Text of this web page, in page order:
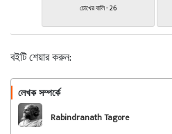
চোখের বালি - 26
বইটি শেয়ার করুন:
লেখক সম্পর্কে
Rabindranath Tagore